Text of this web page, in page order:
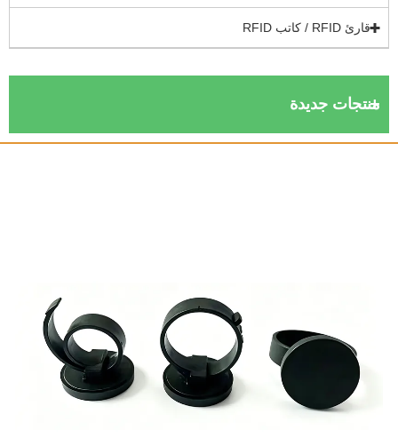
قارئ RFID / كاتب RFID
جديدة